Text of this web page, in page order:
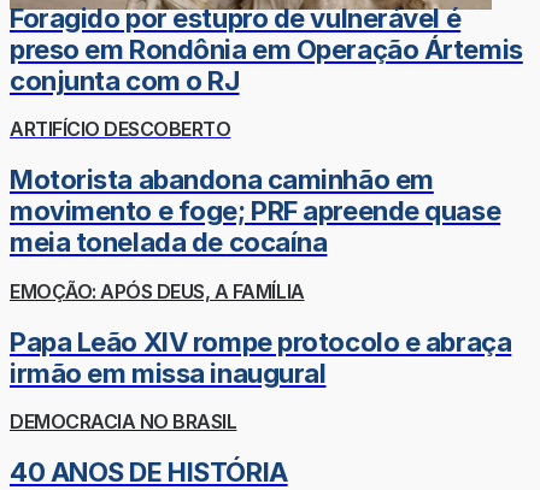
Foragido por estupro de vulnerável é
preso em Rondônia em Operação Ártemis
conjunta com o RJ
ARTIFÍCIO DESCOBERTO
Motorista abandona caminhão em
movimento e foge; PRF apreende quase
meia tonelada de cocaína
EMOÇÃO: APÓS DEUS, A FAMÍLIA
Papa Leão XIV rompe protocolo e abraça
irmão em missa inaugural
DEMOCRACIA NO BRASIL
40 ANOS DE HISTÓRIA